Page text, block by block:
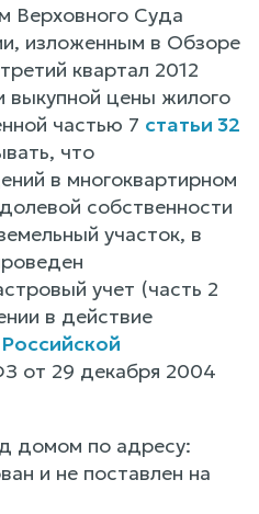
Верховного Суда
изложенным в Обзоре
квартал 2012
выкупной цены жилого
частью 7 статьи 32
что
в многоквартирном
собственности
участок, в
учет (часть 2
в действие
от 29 декабря 2004
домом по адресу:
и не поставлен на